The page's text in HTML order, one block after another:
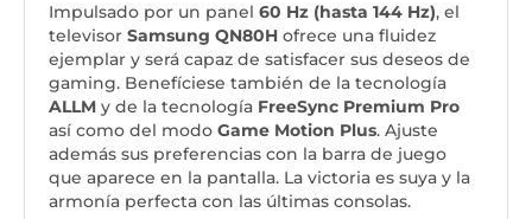
Impulsado por un panel 60 Hz (hasta 144 Hz), el
televisor Samsung QN80H ofrece una fluidez
ejemplar y será capaz de satisfacer sus deseos de
gaming. Benefíciese también de la tecnología
ALLM y de la tecnología FreeSync Premium Pro
así como del modo Game Motion Plus. Ajuste
además sus preferencias con la barra de juego
que aparece en la pantalla. La victoria es suya y la
armonía perfecta con las últimas consolas.